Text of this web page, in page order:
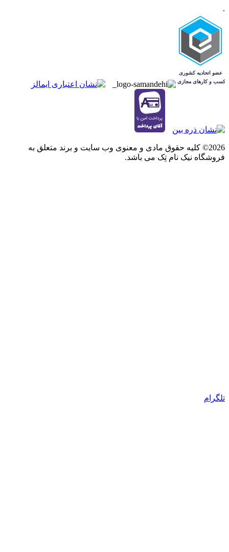
.
2026© کلیه حقوق مادی و معنوی وب سایت و برند متعلق به
فروشگاه نیک نام تِک می باشد.
تلگرام